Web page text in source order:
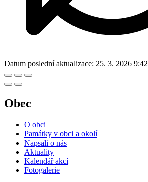
Datum poslední aktualizace: 25. 3. 2026 9:42
Obec
O obci
Památky v obci a okolí
Napsali o nás
Aktuality
Kalendář akcí
Fotogalerie